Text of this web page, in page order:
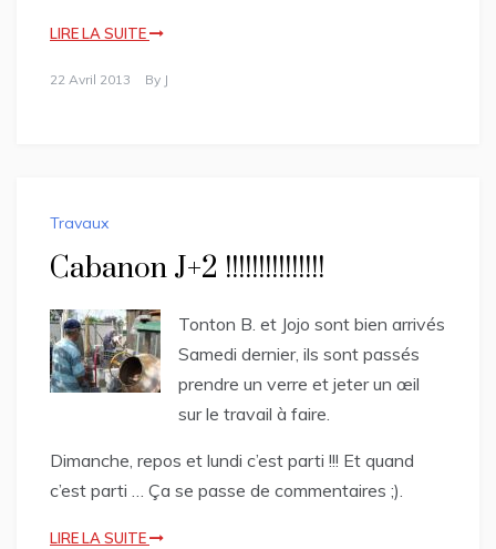
LIRE LA SUITE
22 Avril 2013 By J
Travaux
Cabanon J+2 !!!!!!!!!!!!!!!
Tonton B. et Jojo sont bien arrivés
Samedi dernier, ils sont passés
prendre un verre et jeter un œil
sur le travail à faire.
Dimanche, repos et lundi c’est parti !!! Et quand
c’est parti … Ça se passe de commentaires ;).
LIRE LA SUITE